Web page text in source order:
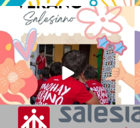
No hay verano sin que sea Salesiano ❤️
💫 en Luz 4
...
0